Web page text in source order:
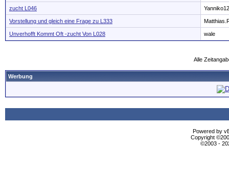
zucht L046
Vorstellung und gleich eine Frage zu L333
Unverhofft Kommt Oft -zucht Von L028 wale
Alle
Werbung
Powered by
Copyright
©2003 -